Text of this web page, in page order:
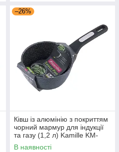
–26%
Ківш із алюмінію з покриттям
чорний мармур для індукції
та газу (1,2 л) Kamille KM-
5379MR
В наявності